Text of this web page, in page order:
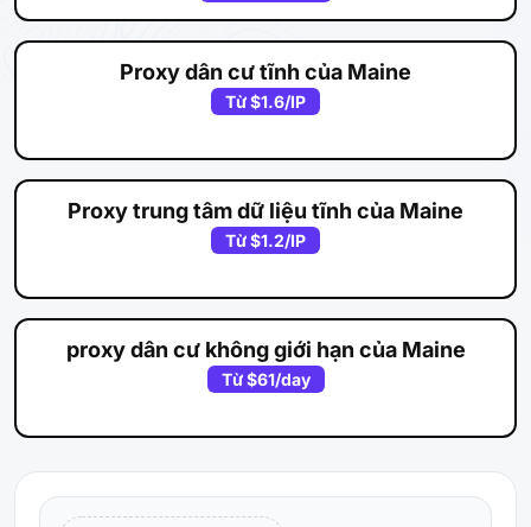
Proxy dân cư tĩnh của Maine
Từ$1.6/IP
Proxy trung tâm dữ liệu tĩnh của Maine
Từ$1.2/IP
proxy dân cư không giới hạn của Maine
Từ$61/day